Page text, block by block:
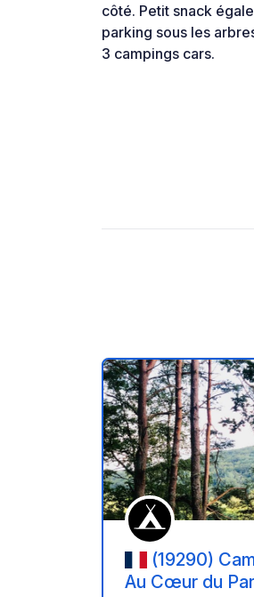
côté. Petit snack
parking sous les
3 campings cars.
(19290)
Au Cœur du